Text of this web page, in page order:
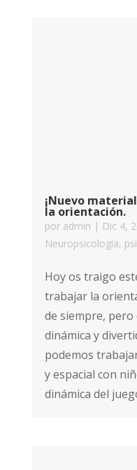
¡Nuevo
la orientación.
por admin | Dic 4,
Neuropsicología,
Hoy os traigo
trabajar la
de siempre,
dinámica y
podemos
y espacial con
dinámica del